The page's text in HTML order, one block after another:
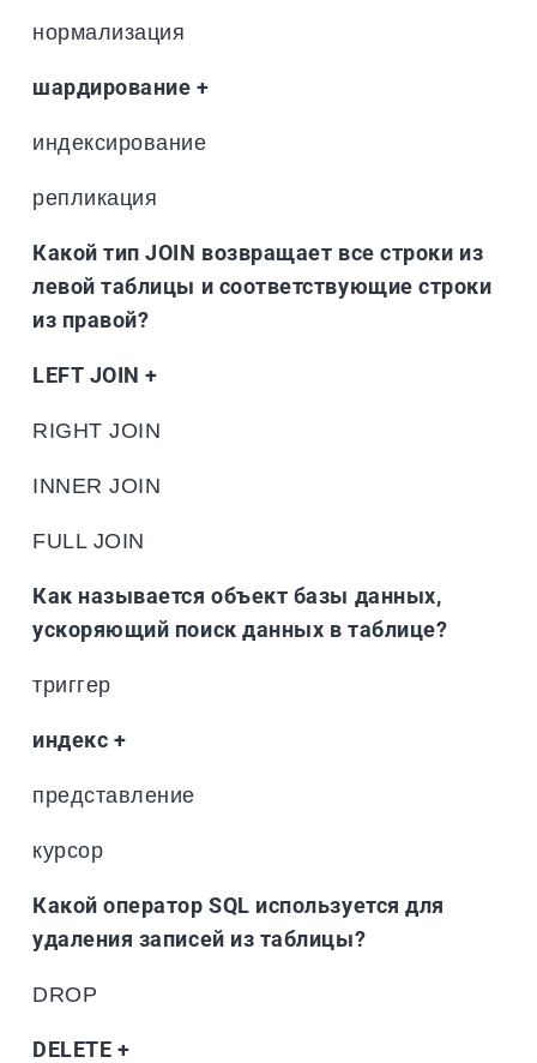
нормализация
шардирование +
индексирование
репликация
Какой тип JOIN возвращает все строки из
левой таблицы и соответствующие строки
из правой?
LEFT JOIN +
RIGHT JOIN
INNER JOIN
FULL JOIN
Как называется объект базы данных,
ускоряющий поиск данных в таблице?
триггер
индекс +
представление
курсор
Какой оператор SQL используется для
удаления записей из таблицы?
DROP
DELETE +